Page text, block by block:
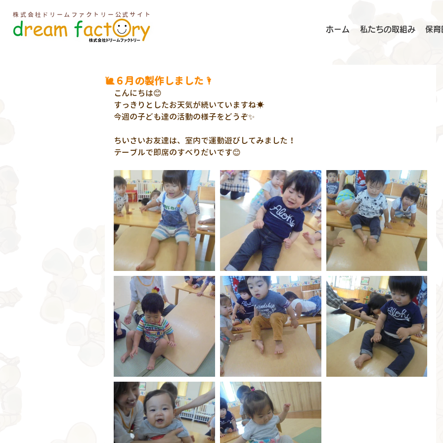
株式会社ドリームファクトリー公式サイト
ホーム 私たちの取組み 保育
🐌６月の製作しました🌂
こんにちは😊
すっきりとしたお天気が続いていますね☀
今週の子ども達の活動の様子をどうぞ✨
ちいさいお友達は、室内で運動遊びしてみました！
テーブルで即席のすべりだいです😊